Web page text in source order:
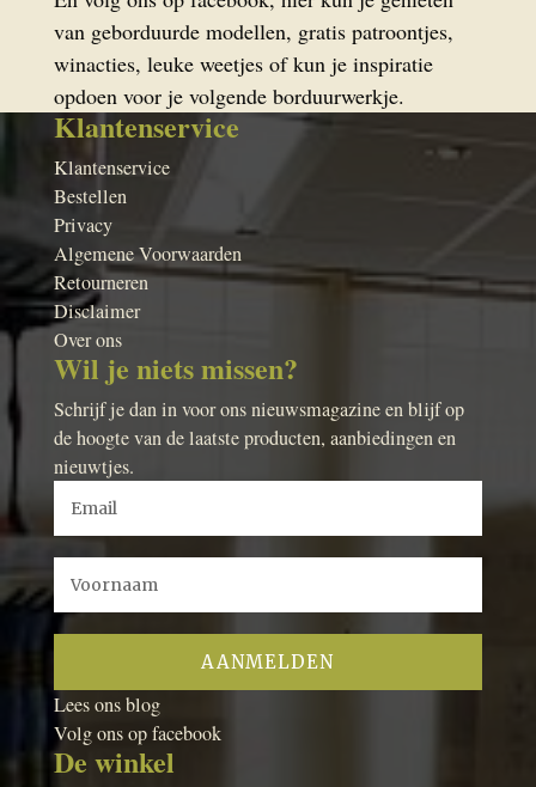
van geborduurde modellen, gratis patroontjes,
winacties, leuke weetjes of kun je inspiratie
opdoen voor je volgende borduurwerkje.
Klantenservice
Klantenservice
Bestellen
Privacy
Algemene Voorwaarden
Retourneren
Disclaimer
Over ons
Wil je niets missen?
Schrijf je dan in voor ons nieuwsmagazine en blijf op
de hoogte van de laatste producten, aanbiedingen en
nieuwtjes.
Lees ons blog
Volg ons op facebook
De winkel